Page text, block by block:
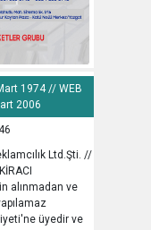
1974 // WEB
2006
Ltd.Şti. //
alınmadan ve
üyedir ve